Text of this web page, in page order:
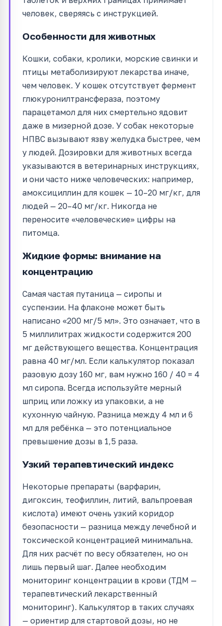
человек, сверяясь с инструкцией.
Особенности для животных
Кошки, собаки, кролики, морские свинки и
птицы метаболизируют лекарства иначе,
чем человек. У кошек отсутствует фермент
глюкуронилтрансфераза, поэтому
парацетамол для них смертельно ядовит
даже в мизерной дозе. У собак некоторые
НПВС вызывают язву желудка быстрее, чем
у людей. Дозировки для животных всегда
указываются в ветеринарных инструкциях,
и они часто ниже человеческих: например,
амоксициллин для кошек — 10–20 мг/кг, для
людей — 20–40 мг/кг. Никогда не
переносите «человеческие» цифры на
питомца.
Жидкие формы: внимание на
концентрацию
Самая частая путаница — сиропы и
суспензии. На флаконе может быть
написано «200 мг/5 мл». Это означает, что в
5 миллилитрах жидкости содержится 200
мг действующего вещества. Концентрация
равна 40 мг/мл. Если калькулятор показал
разовую дозу 160 мг, вам нужно 160 / 40 = 4
мл сиропа. Всегда используйте мерный
шприц или ложку из упаковки, а не
кухонную чайную. Разница между 4 мл и 6
мл для ребёнка — это потенциальное
превышение дозы в 1,5 раза.
Узкий терапевтический индекс
Некоторые препараты (варфарин,
дигоксин, теофиллин, литий, вальпроевая
кислота) имеют очень узкий коридор
безопасности — разница между лечебной и
токсической концентрацией минимальна.
Для них расчёт по весу обязателен, но он
лишь первый шаг. Далее необходим
мониторинг концентрации в крови (ТДМ —
терапевтический лекарственный
мониторинг). Калькулятор в таких случаях
— ориентир для стартовой дозы, но не